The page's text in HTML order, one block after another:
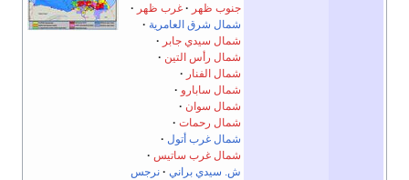
جنوب ظهر
غرب ظهر
شمال شرق العامرية
شمال سيدي جابر
شمال رأس التين
شمال الفنار
شمال سابارو
شمال سوان
شمال رحمات
شمال غرب أتول
شمال غرب ساتيس
ش. سيدي براني
نرجس